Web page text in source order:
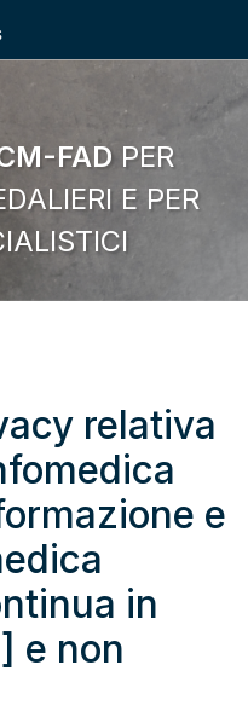
FADPER
E PER
relativa
e
in
e non